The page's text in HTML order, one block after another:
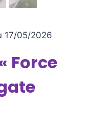
17/05/2026
Force